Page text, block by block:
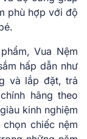
phù hợp với độ
Vua Nệm
hấp dẫn như
và lắp đặt, trả
hãng theo
kinh nghiệm
chiếc nệm